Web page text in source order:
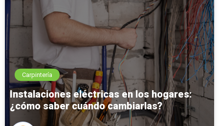
Carpintería
Instalaciones eléctricas en los hogares:
¿cómo saber cuándo cambiarlas?